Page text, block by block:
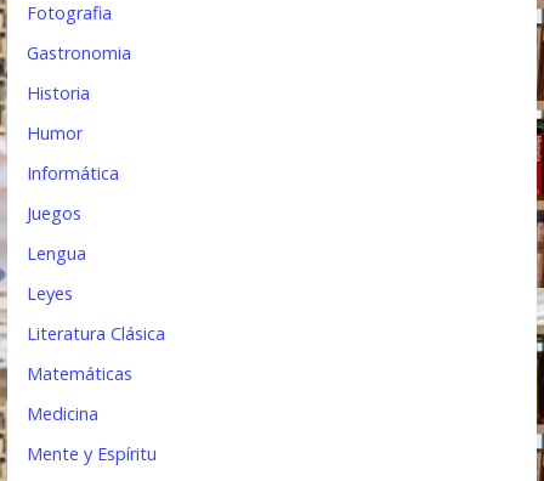
Fotografia
Gastronomia
Historia
Humor
Informática
Juegos
Lengua
Leyes
Literatura Clásica
Matemáticas
Medicina
Mente y Espíritu